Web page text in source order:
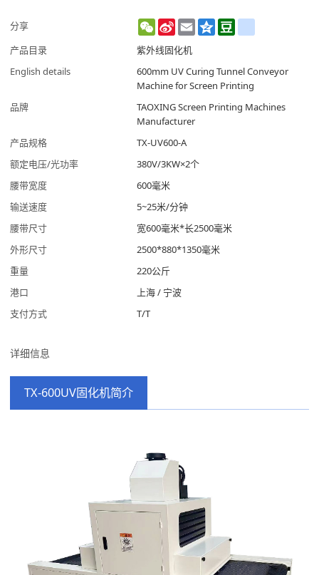
分享 WeChat
Sina
Weibo
EmailQzone
产品目录
紫外线固化机
English details
600mm UV Curing Tunnel Conveyor
Machine for Screen Printing
品牌
TAOXING Screen Printing Machines
Manufacturer
产品规格
TX-UV600-A
额定电压/光功率
380V/3KW×2个
腰带宽度
600毫米
输送速度
5~25米/分钟
腰带尺寸
宽600毫米*长2500毫米
外形尺寸
2500*880*1350毫米
重量
220公斤
港口
上海 / 宁波
支付方式
T/T
详细信息
TX-600UV固化机简介